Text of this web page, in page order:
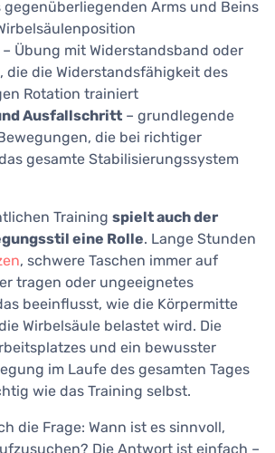
gegenüberliegenden Arms und Beins
– Übung mit Widerstandsband oder
die die Widerstandsfähigkeit des
Rotation trainiert
Ausfallschritt – grundlegende
die bei richtiger
gesamte Stabilisierungssystem
Training spielt auch der
eine Rolle. Lange Stunden
, schwere Taschen immer auf
tragen oder ungeeignetes
beeinflusst, wie die Körpermitte
Wirbelsäule belastet wird. Die
und ein bewusster
im Laufe des gesamten Tages
wie das Training selbst.
die Frage: Wann ist es sinnvoll,
Die Antwort ist einfach –